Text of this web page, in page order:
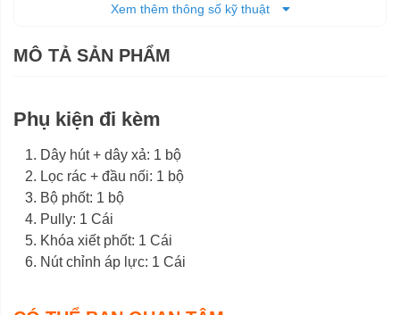
40 kgf/cm2
Vòng tua cực đại
Trọng lượng tịnh
Trọng lượng cả bì
Bảo hành
Xem thêm thông số kỹ thuật
MÔ TẢ SẢN PHẨM
Phụ kiện đi kèm
Dây hút + dây xả: 1 bộ
Lọc rác + đầu nối: 1 bộ
Bộ phốt: 1 bộ
Pully: 1 Cái
Khóa xiết phốt: 1 Cái
Nút chỉnh áp lực: 1 Cái